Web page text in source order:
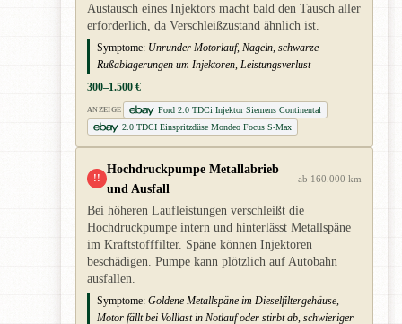
Austausch eines Injektors macht bald den Tausch aller
erforderlich, da Verschleißzustand ähnlich ist.
Symptome: Unrunder Motorlauf, Nageln, schwarze
Rußablagerungen um Injektoren, Leistungsverlust
300–1.500 €
ANZEIGE
Ford 2.0 TDCi Injektor Siemens Continental
2.0 TDCI Einspritzdüse Mondeo Focus S-Max
!!
Hochdruckpumpe Metallabrieb
und Ausfall
ab 160.000 km
Bei höheren Laufleistungen verschleißt die
Hochdruckpumpe intern und hinterlässt Metallspäne
im Kraftstofffilter. Späne können Injektoren
beschädigen. Pumpe kann plötzlich auf Autobahn
ausfallen.
Symptome: Goldene Metallspäne im Dieselfiltergehäuse,
Motor fällt bei Volllast in Notlauf oder stirbt ab, schwieriger